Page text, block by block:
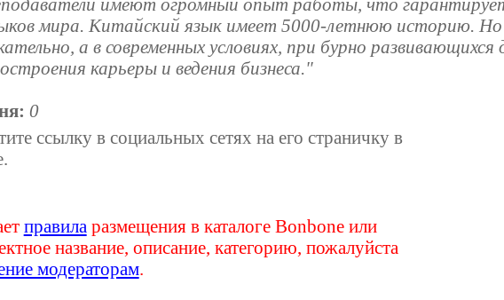
мира. Китайский язык имеет 5000-летнюю историю. Но
а в современных условиях, при бурно
карьеры и ведения бизнеса."
0
ссылку в социальных сетях на его страничку в
правила размещения в каталоге Bonbone или
название, описание, категорию, пожалуйста
модераторам.